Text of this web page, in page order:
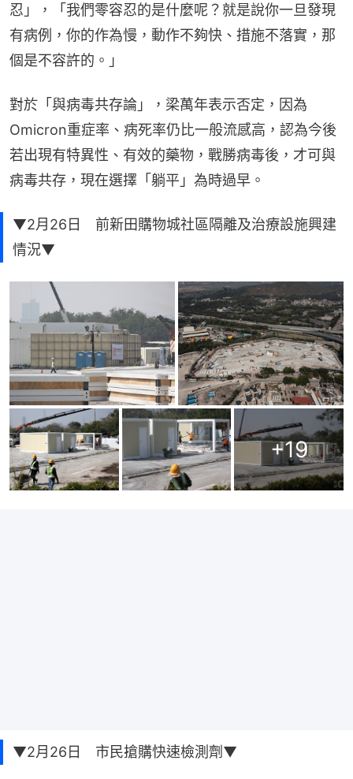
忍」，「我們零容忍的是什麼呢？就是說你一旦發現
有病例，你的作為慢，動作不夠快、措施不落實，那
個是不容許的。」
對於「與病毒共存論」，梁萬年表示否定，因為
Omicron重症率、病死率仍比一般流感高，認為今後
若出現有特異性、有效的藥物，戰勝病毒後，才可與
病毒共存，現在選擇「躺平」為時過早。
▼2月26日 前新田購物城社區隔離及治療設施興建
情況▼
+19
▼2月26日 市民搶購快速檢測劑▼